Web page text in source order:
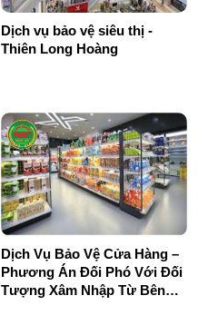
Dịch vụ bảo vệ siêu thị -
Thiên Long Hoàng
Dịch Vụ Bảo Vệ Cửa Hàng –
Phương Án Đối Phó Với Đối
Tượng Xâm Nhập Từ Bên